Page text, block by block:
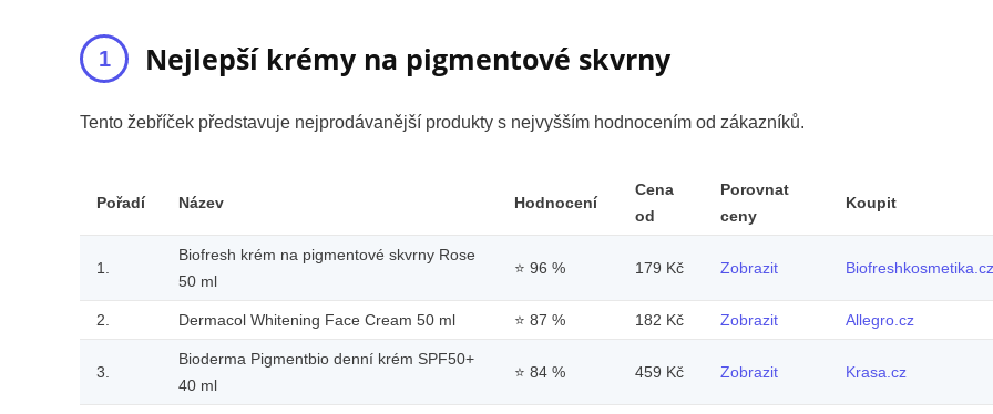
Nejlepší krémy na pigmentové skvrny
Tento žebříček představuje nejprodávanější produkty s nejvyšším hodnocením od zákazníků.
Pořadí Název Hodnocení
Cena
od
Porovnat
ceny
Koupit
1.
Biofresh krém na pigmentové skvrny Rose
50 ml
⭐ 96 % 179 Kč Zobrazit Biofreshkosmetika.cz
2. Dermacol Whitening Face Cream 50 ml ⭐ 87 % 182 Kč Zobrazit Allegro.cz
3.
Bioderma Pigmentbio denní krém SPF50+
40 ml
⭐ 84 % 459 Kč Zobrazit Krasa.cz